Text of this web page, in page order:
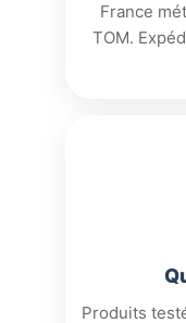
France
TOM.
Produits